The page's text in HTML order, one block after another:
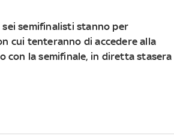
semifinalisti stanno per
cui tenteranno di accedere alla
con la semifinale, in diretta stasera